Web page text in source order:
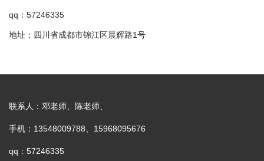
qq：57246335
地址：四川省成都市锦江区晨辉路1号
联系人：邓老师、陈老师、
手机：13548009788、15968095676
qq：57246335